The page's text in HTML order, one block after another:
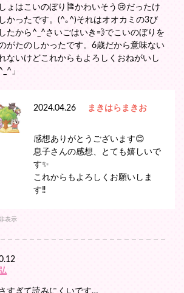
しょはこいのぼり🎏かわいそう😢だったけ
かったです。(^｡^)それはオオカミの3び
たから^_^さいごはいき💨でこいのぼりを
がたのしかったです。6歳だから意味ない
ないけどこれからもよろしくおねがいし
」
2024.04.26 まきはらまきお
感想ありがとうございます😊
息子さんの感想、とても嬉しいで
す✨
これからもよろしくお願いしま
す‼️
表示
すぎて読みにくいです…